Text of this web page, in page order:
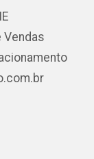
Vendas